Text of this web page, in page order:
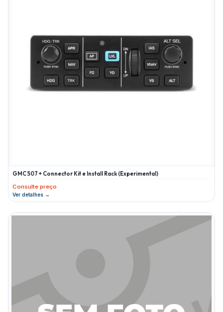
GMC 507 + Connector Kit e Install Rack (Experimental)
Consulte preço
Ver detalhes →